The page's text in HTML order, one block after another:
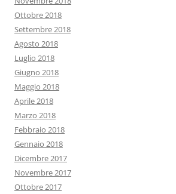
Ottobre 2018
Settembre 2018
Agosto 2018
Luglio 2018
Giugno 2018
Maggio 2018
Aprile 2018
Marzo 2018
Febbraio 2018
Gennaio 2018
Dicembre 2017
Novembre 2017
Ottobre 2017